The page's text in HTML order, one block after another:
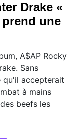
Drake «
une
A$AP Rocky
Sans
qu'il accepterait
à mains
beefs les